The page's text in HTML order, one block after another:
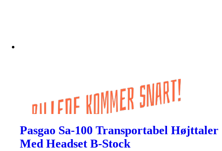
Pasgao Sa-100 Transportabel Højttaler
Med Headset B-Stock